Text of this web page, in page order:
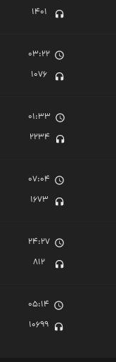
1401
03:22
1076
01:33
2234
07:04
1673
24:27
812
05:14
10699